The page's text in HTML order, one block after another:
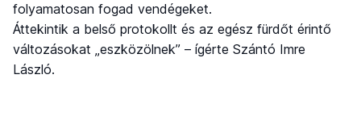
folyamatosan fogad vendégeket.
Áttekintik a belső protokollt és az egész fürdőt érintő
változásokat „eszközölnek” – ígérte Szántó Imre
László.